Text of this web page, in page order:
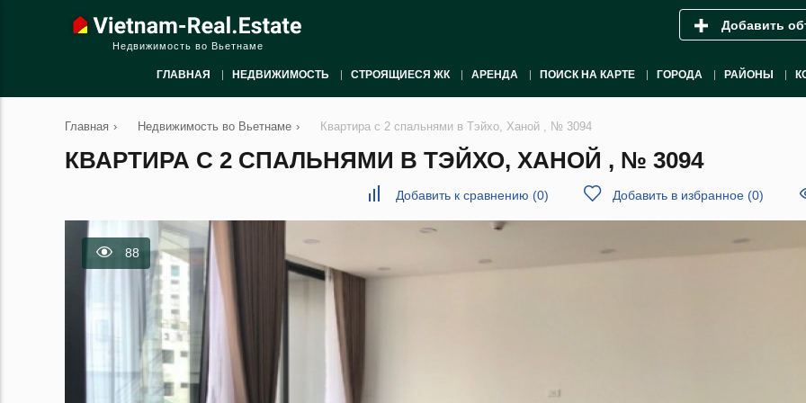
Недвижимость во Вьетнаме
Добавить
ГЛАВНАЯ НЕДВИЖИМОСТЬ СТРОЯЩИЕСЯ ЖК АРЕНДА ПОИСК НА КАРТЕ ГОРОДА РАЙОНЫ
Главная › Недвижимость во Вьетнаме › Квартира с 2 спальнями в Тэйхо, Ханой , № 3094
КВАРТИРА С 2 СПАЛЬНЯМИ В ТЭЙХО, ХАНОЙ , № 3094
Добавить к сравнению (0) Добавить в избранное (0)
88